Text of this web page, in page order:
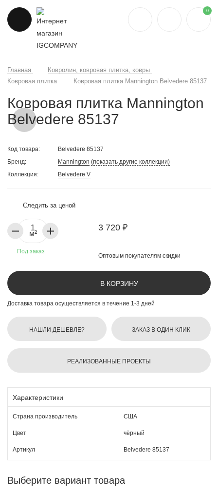
0
Главная
Ковролин, ковровая плитка, ковры
Ковровая плитка
Ковровая плитка Mannington Belvedere 85137
Ковровая плитка Mannington
Belvedere 85137
Код товара:
Belvedere 85137
Бренд:
Mannington (показать другие коллекции)
Коллекция:
Belvedere V
Следить за ценой
3 720 ₽
Оптовым покупателям скидки
м²
Под заказ
В КОРЗИНУ
Доставка товара осуществляется в течение 1-3 дней
НАШЛИ ДЕШЕВЛЕ? ЗАКАЗ В ОДИН КЛИК
РЕАЛИЗОВАННЫЕ ПРОЕКТЫ
Характеристики
Страна производитель США
Цвет чёрный
Артикул Belvedere 85137
Выберите вариант товара